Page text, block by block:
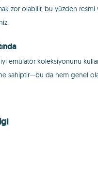
zor olabilir, bu yüzden resmi
emülatör koleksiyonunu
sahiptir—bu da hem genel